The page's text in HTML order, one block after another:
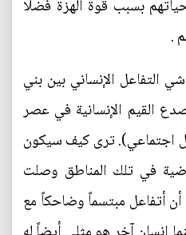
بسبب قوة الهزة فضلا
.
التفاعل الإنساني بين بني
القيم الإنسانية في عصر
اجتماعي). ترى كيف سيكون
في تلك المناطق وصلت
أن أتفاعل مبتسماً وضاحكاً مع